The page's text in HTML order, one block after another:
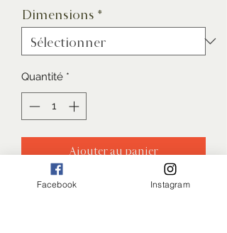
Dimensions *
Quantité *
Ajouter au panier
Tirage Giclée Haute Définition
Facebook Instagram